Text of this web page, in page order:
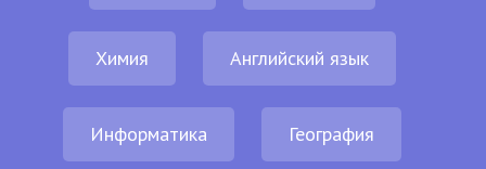
Химия Английский язык
Информатика География